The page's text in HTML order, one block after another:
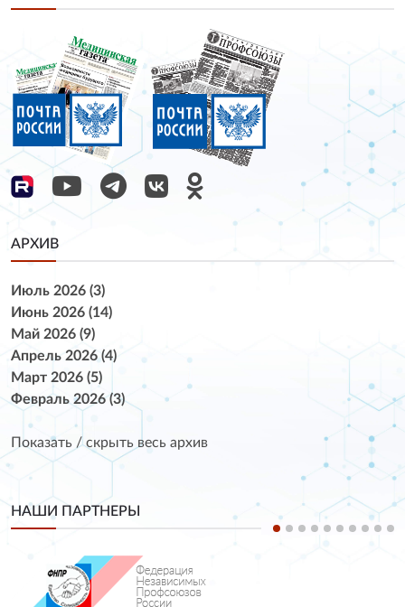
АРХИВ
Июль 2026 (3)
Июнь 2026 (14)
Май 2026 (9)
Апрель 2026 (4)
Март 2026 (5)
Февраль 2026 (3)
Показать / скрыть весь архив
НАШИ ПАРТНЕРЫ